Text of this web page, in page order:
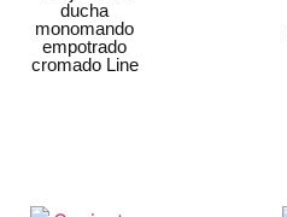
ducha
monomando
empotrado
cromado Line